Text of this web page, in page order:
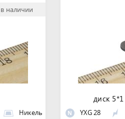
наличии
Никель
диск
N YXG 28